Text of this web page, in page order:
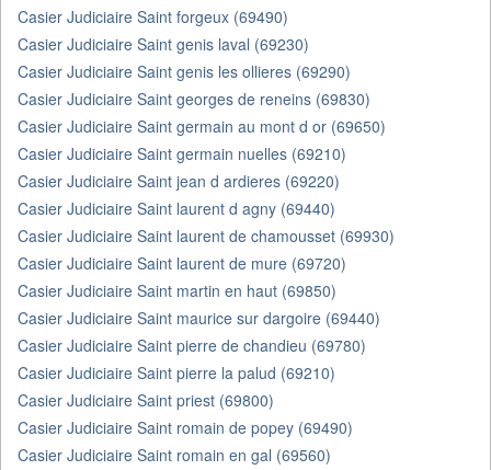
Casier Judiciaire Saint forgeux (69490)
Casier Judiciaire Saint genis laval (69230)
Casier Judiciaire Saint genis les ollieres (69290)
Casier Judiciaire Saint georges de reneins (69830)
Casier Judiciaire Saint germain au mont d or (69650)
Casier Judiciaire Saint germain nuelles (69210)
Casier Judiciaire Saint jean d ardieres (69220)
Casier Judiciaire Saint laurent d agny (69440)
Casier Judiciaire Saint laurent de chamousset (69930)
Casier Judiciaire Saint laurent de mure (69720)
Casier Judiciaire Saint martin en haut (69850)
Casier Judiciaire Saint maurice sur dargoire (69440)
Casier Judiciaire Saint pierre de chandieu (69780)
Casier Judiciaire Saint pierre la palud (69210)
Casier Judiciaire Saint priest (69800)
Casier Judiciaire Saint romain de popey (69490)
Casier Judiciaire Saint romain en gal (69560)